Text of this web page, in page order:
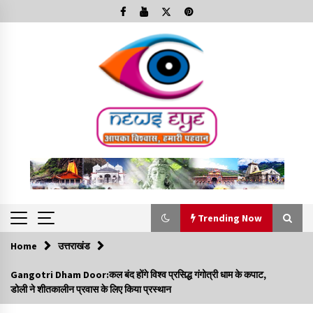
to
Trending Now
Trending Now
Minorities Rights Day : विश्व अल्पसंख्यक अधिकार दिवस
कार्यक्रम में शामिल हुए सीएम,आधुनिक मदरसों का नाम अब्दुल कलाम के नाम
Home उत्तराखंड
Gangotri Dham Door:कल बंद होंगे विश्व प्रसिद्ध गंगोत्री धाम के कपाट,
डोली ने शीतकालीन प्रवास के लिए किया प्रस्थान